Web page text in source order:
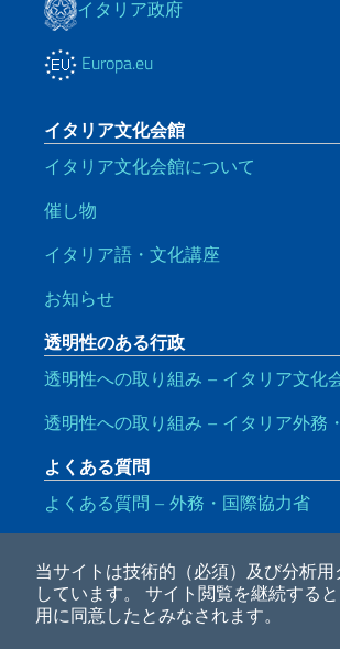
当サイトは技術的（必須）及び分析
しています。
サイト閲覧を継続する
用に同意したとみなされます。
イタリア政府
Europa.eu
イタリア文化会館
イタリア文化会館について
催し物
イタリア語・文化講座
お知らせ
透明性のある行政
透明性への取り組み – イタリア文化
透明性への取り組み – イタリア外務
よくある質問
よくある質問 – 外務・国際協力省
便利なリンク
Note legaliPrivacy e cookie policy